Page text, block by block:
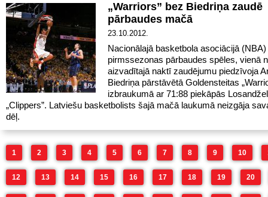
„Warriors” bez Biedriņa zaudē
pārbaudes mačā
23.10.2012.
Nacionālajā basketbola asociācijā
pirmssezonas pārbaudes spēles, vienā
aizvadītajā naktī zaudējumu piedzīvoja
Biedriņa pārstāvētā Goldensteitas
izbraukumā ar 71:88 piekāpās
„Clippers”. Latviešu basketbolists šajā mačā laukumā neizgāja
dēļ.
1 2 3 4 5 6 7 8 9 10
12 13 14 15 16 17 18 19 20